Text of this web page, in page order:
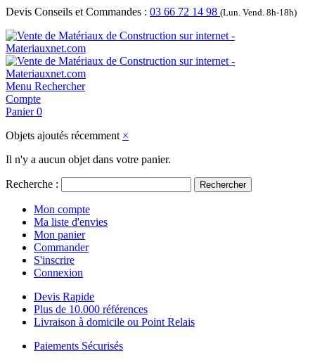
Devis Conseils et Commandes : 03 66 72 14 98 (Lun. Vend. 8h-18h)
Menu Rechercher
Compte
Panier 0
Objets ajoutés récemment ×
Il n'y a aucun objet dans votre panier.
Recherche : Rechercher
Mon compte
Ma liste d'envies
Mon panier
Commander
S'inscrire
Connexion
Devis Rapide
Plus de 10.000 références
Livraison à domicile ou Point Relais
Paiements Sécurisés